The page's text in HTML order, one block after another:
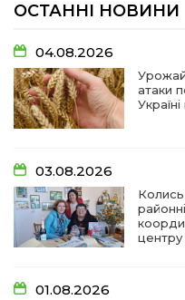
ОСТАННІ НОВИНИ
04.08.2026
Урожай
атаки
03.08.2026
центру
01.08.2026